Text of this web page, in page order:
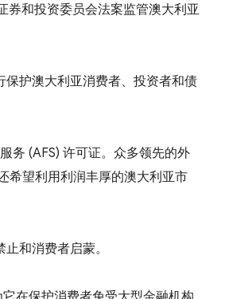
券和投资委员会法案监管澳大利亚
护澳大利亚消费者、投资者和债
务 (AFS) 许可证。众多领先的外
希望利用利润丰厚的澳大利亚市
和消费者启蒙。